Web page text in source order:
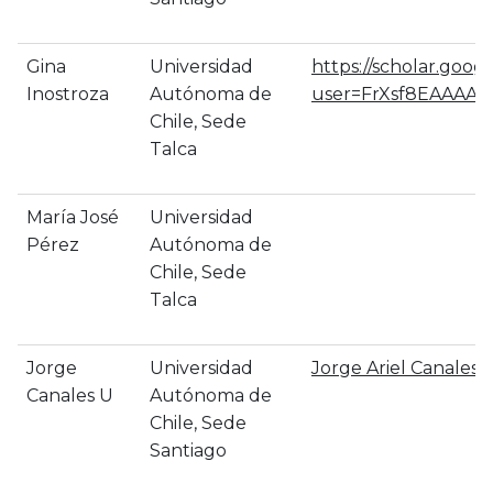
Gina
Inostroza
Universidad
Autónoma de
Chile, Sede
Talca
https://
María José
Pérez
Universidad
Autónoma de
Chile, Sede
Talca
Jorge
Canales U
Universidad
Autónoma de
Chile, Sede
Santiago
‪Jorge Ariel Canales